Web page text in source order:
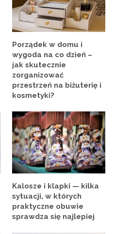
Porządek w domu i
wygoda na co dzień –
jak skutecznie
zorganizować
przestrzeń na biżuterię i
kosmetyki?
Kalosze i klapki — kilka
sytuacji, w których
praktyczne obuwie
sprawdza się najlepiej